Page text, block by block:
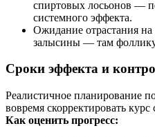
спиртовых лосьонов —
системного эффекта.
Ожидание отрастания на
залысины — там
Сроки эффекта и
Реалистичное планирование
вовремя скорректировать курс
Как оценить прогресс: